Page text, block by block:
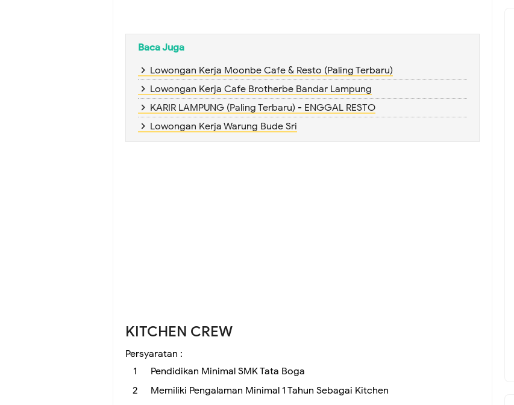
Baca Juga
Lowongan Kerja Moonbe Cafe & Resto (Paling Terbaru)
Lowongan Kerja Cafe Brotherbe Bandar Lampung
KARIR LAMPUNG (Paling Terbaru) - ENGGAL RESTO
Lowongan Kerja Warung Bude Sri
KITCHEN CREW
Persyaratan :
Pendidikan Minimal SMK Tata Boga
Memiliki Pengalaman Minimal 1 Tahun Sebagai Kitchen